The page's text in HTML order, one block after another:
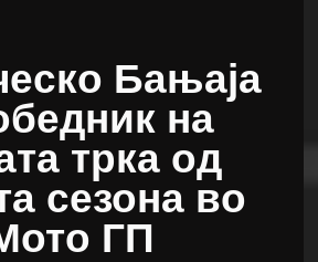
Бањаја
на
трка од
сезона во
ГП